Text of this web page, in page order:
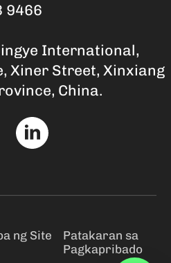
9466
International,
Xiner Street, Xinxiang
China.
ng Site
Patakaran sa
Pagkapribado